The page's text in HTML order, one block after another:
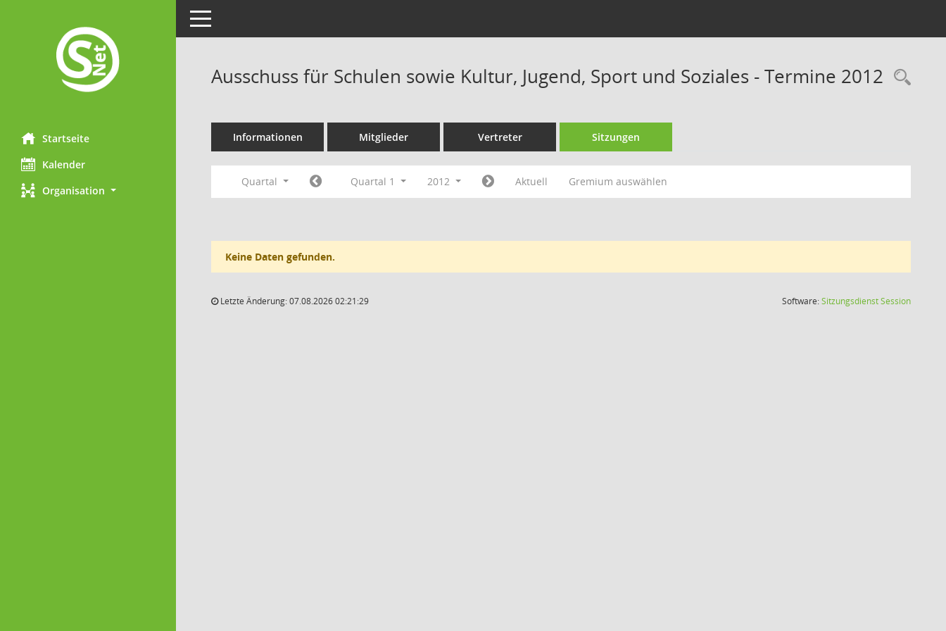
Startseite
Kalender
Organisation
Toggle navigation
Ausschuss für Schulen sowie Kultur, Jugend, Sport und Soziales - Termine 2012
Informationen Mitglieder Vertreter Sitzungen
Quartal Quartal 1 2012 Aktuell Gremium auswählen
Keine Daten gefunden.
Letzte Änderung: 07.08.2026 02:21:29 Software:SitzungsdienstSession(Wird in